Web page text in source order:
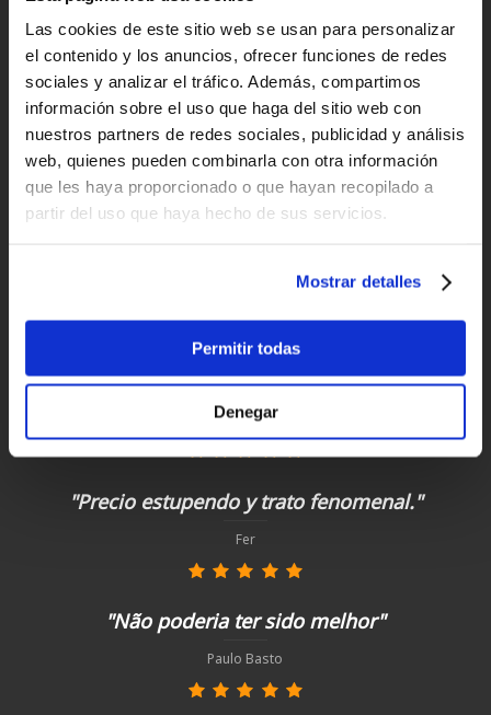
Las cookies de este sitio web se usan para personalizar
el contenido y los anuncios, ofrecer funciones de redes
sociales y analizar el tráfico. Además, compartimos
información sobre el uso que haga del sitio web con
nuestros partners de redes sociales, publicidad y análisis
web, quienes pueden combinarla con otra información
que les haya proporcionado o que hayan recopilado a
partir del uso que haya hecho de sus servicios.
Mostrar detalles
Permitir todas
Denegar
para España y Portugal
Devoluciones
hasta 14 días naturales
Clientes satisfechos
¡compra hoy con nosotros!
"Simples, eficaz e rapido"
Paulo Basto
"Precio estupendo y trato fenomenal."
Fer
"Não poderia ter sido melhor"
Paulo Basto